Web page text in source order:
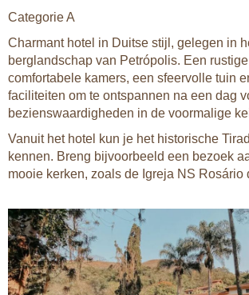
Categorie A
Charmant hotel in Duitse stijl, gelegen in
berglandschap van Petrópolis. Een
comfortabele kamers, een sfeervolle tuin
faciliteiten om te ontspannen na een dag
bezienswaardigheden in de voormalige
Vanuit het hotel kun je het historische
kennen. Breng bijvoorbeeld een bezoek
mooie kerken, zoals de Igreja NS Rosário